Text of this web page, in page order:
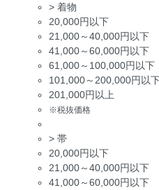
> 着物
20,000円以下
21,000～40,000円以下
41,000～60,000円以下
61,000～100,000円以下
101,000～200,000円以
201,000円以上
※税抜価格
> 帯
20,000円以下
21,000～40,000円以下
41,000～60,000円以下